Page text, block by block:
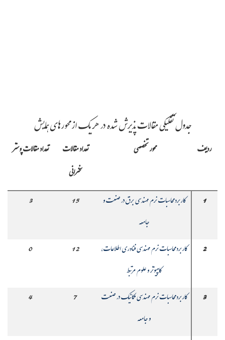
جدول تفکیکی مقالات پذیرش شده در هر یک از محورهای همایش
ردیف محور تخصصی
تعداد مقالات
سخنرانی
تعداد مقالات پوستر
1
کاربرد محاسبات نرم مهندسی برق در صنعت و
جامعه
15
3
2
کاربرد محاسبات نرم مهندسی فناوری اطلاعات،
کامپیوتر و علوم مرتبط
12
0
3
کاربرد محاسبات نرم مهندسی مکانیک در صنعت
و جامعه
7
4